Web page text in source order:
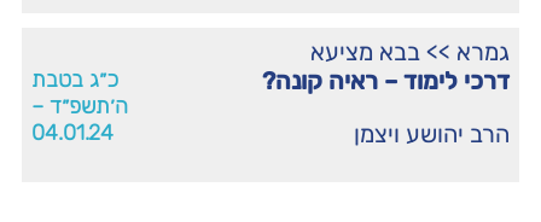
גמרא >> בבא מציעא
דרכי לימוד – ראיה קונה?
הרב יהושע ויצמן
כ״ג בטבת
ה׳תשפ״ד –
04.01.24